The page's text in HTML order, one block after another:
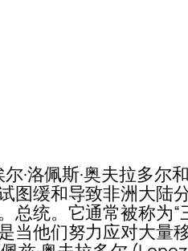
·洛佩斯·奥夫拉多
缓和导致非洲大陆
统。它通常被称为
当他们努力应对大